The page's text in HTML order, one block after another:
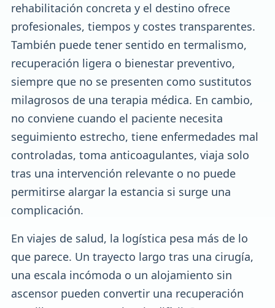
rehabilitación concreta y el destino ofrece
profesionales, tiempos y costes transparentes.
También puede tener sentido en termalismo,
recuperación ligera o bienestar preventivo,
siempre que no se presenten como sustitutos
milagrosos de una terapia médica. En cambio,
no conviene cuando el paciente necesita
seguimiento estrecho, tiene enfermedades mal
controladas, toma anticoagulantes, viaja solo
tras una intervención relevante o no puede
permitirse alargar la estancia si surge una
complicación.
En viajes de salud, la logística pesa más de lo
que parece. Un trayecto largo tras una cirugía,
una escala incómoda o un alojamiento sin
ascensor pueden convertir una recuperación